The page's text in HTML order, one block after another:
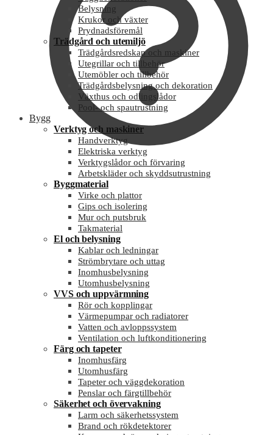
Belysning
Krukor och växter
Prydnadsföremål
Trädgård och utemiljö
Trädgårdsredskap och maskiner
Utegrillar och tillbehör
Utemöbler och tillbehör
Trädgårdsbelysning och dekoration
Växthus och odlingslådor
Pool- och spautrustning
Bygg
Verktyg och maskiner
Handverktyg
Elektriska verktyg
Verktygslådor och förvaring
Arbetskläder och skyddsutrustning
Byggmaterial
Virke och plattor
Gips och isolering
Mur och putsbruk
Takmaterial
El och belysning
Kablar och ledningar
Strömbrytare och uttag
Inomhusbelysning
Utomhusbelysning
VVS och uppvärmning
Rör och kopplingar
Värmepumpar och radiatorer
Vatten och avloppssystem
Ventilation och luftkonditionering
Färg och tapeter
Inomhusfärg
Utomhusfärg
Tapeter och väggdekoration
Penslar och färgtillbehör
Säkerhet och övervakning
Larm och säkerhetssystem
Brand och rökdetektorer